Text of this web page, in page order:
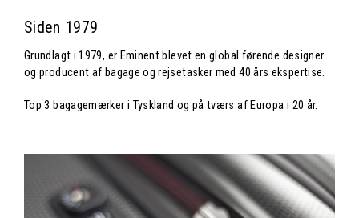
Siden 1979
Grundlagt i 1979, er Eminent blevet en global førende designer
og producent af bagage og rejsetasker med 40 års ekspertise.
Top 3 bagagemærker i Tyskland og på tværs af Europa i 20 år.